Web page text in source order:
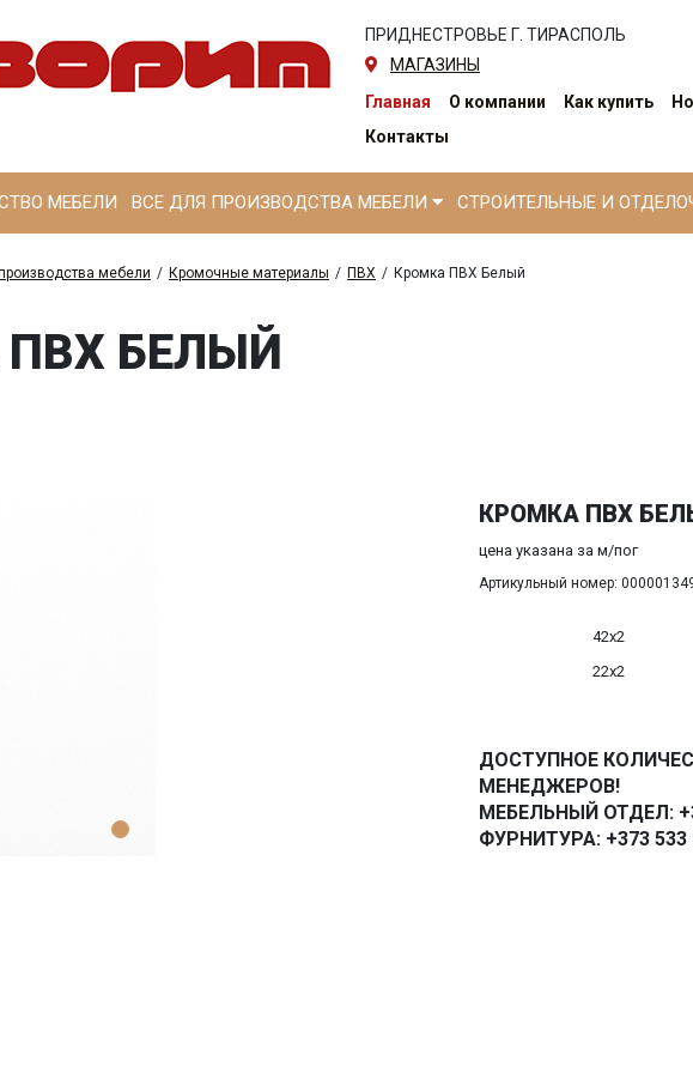
ПРИДНЕСТРОВЬЕ Г. ТИРАСПОЛЬ
МАГАЗИНЫ
Главная О компании Как купить
Контакты
МЕБЕЛИ ВСЕ ДЛЯ ПРОИЗВОДСТВА МЕБЕЛИ СТРОИТЕЛЬНЫЕ И
мебели / Кромочные материалы / ПВХ / Кромка ПВХ Белый
БЕЛЫЙ
КРОМКА ПВХ
цена указана за м/пог
Артикульный номер:
42х2
22х2
ДОСТУПНОЕ
МЕНЕДЖЕРОВ!
МЕБЕЛЬНЫЙ ОТДЕЛ:
ФУРНИТУРА: +373 533